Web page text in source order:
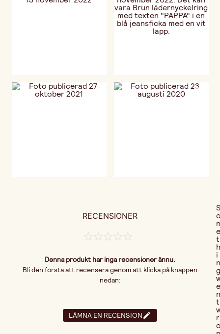
RECENSIONER
Denna produkt har inga recensioner ännu.
Bli den första att recensera genom att klicka på knappen
nedan:
LÄMNA EN RECENSION
e
t
h
i
n
g
e
n
t
r